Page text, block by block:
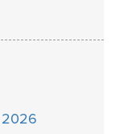
2026